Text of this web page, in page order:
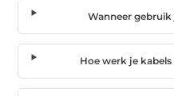
Wanneer gebruik
Hoe werk je